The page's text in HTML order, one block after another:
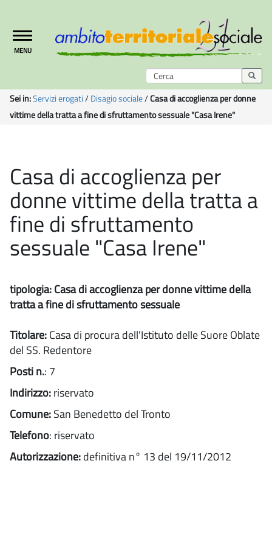
Toggle
navigation
MENU
Sei in:Servizi erogati/Disagio sociale/Casa di accoglienza per donne
vittime della tratta a fine di sfruttamento sessuale "Casa Irene"
Casa di accoglienza per
donne vittime della tratta a
fine di sfruttamento
sessuale "Casa Irene"
tipologia: Casa di accoglienza per donne vittime della
tratta a fine di sfruttamento sessuale
Titolare:Casa di procura dell'Istituto delle Suore Oblate
del SS. Redentore
Posti n.: 7
Indirizzo:riservato
Comune:San Benedetto del Tronto
Telefono: riservato
Autorizzazione:definitiva n° 13 del 19/11/2012